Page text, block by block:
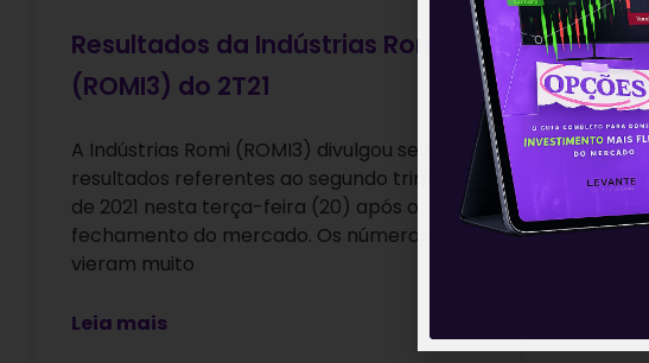
Resultados da Indústrias Romi
(ROMI3) do 2T21
A Indústrias Romi (ROMI3) divulgou seus
resultados referentes ao segundo trimestre
de 2021 nesta terça-feira (20) após o
fechamento do mercado. Os números
vieram muito
Leia mais